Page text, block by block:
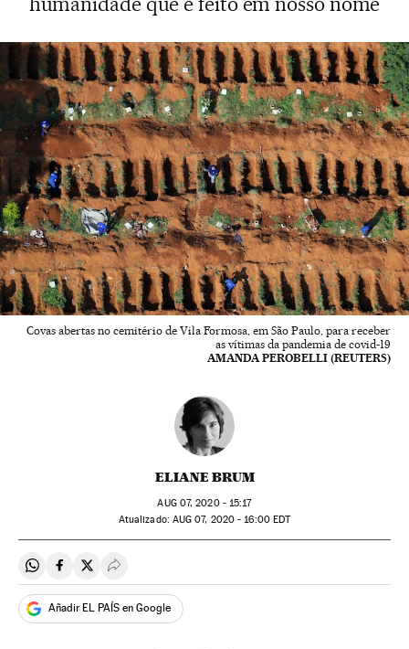
Covas abertas no cemitério de Vila Formosa, em São Paulo, para receber
as vítimas da pandemia de covid-19
AMANDA PEROBELLI (REUTERS)
ELIANE BRUM
AUG07, 2020 - 15:17
atualizado: AUG 07, 2020 - 16:00EDT
Compartir en Whatsapp
Compartir en Facebook
Compartir en Twitter
Desplegar Redes Sociales
Añadir EL PAÍS en Google